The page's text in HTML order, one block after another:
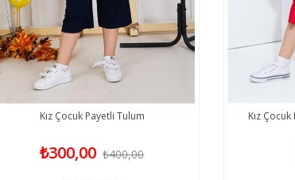
Kız Çocuk Payetli Tulum
₺300,00 ₺400,00
Kız